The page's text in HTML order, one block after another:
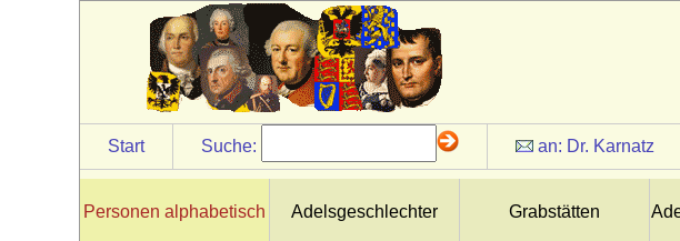
Start Suche: an: Dr. Karnatz
Personen alphabetisch Adelsgeschlechter Grabstätten
* um 1070; + 14.02.1117
Bertram von Nesselrode
* ?; + 1556
Bertram von Nesselrode, Reichsfreiherr
* 1592; + 10.06.1678
Bertrand I. de la Tour
d'Oliergues
+ 11.01.1329